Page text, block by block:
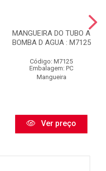
MANGUEIRA DO TUBO A
BOMBA D AGUA : M7125
Código: M7125
Embalagem: PC
Mangueira
Ver preço